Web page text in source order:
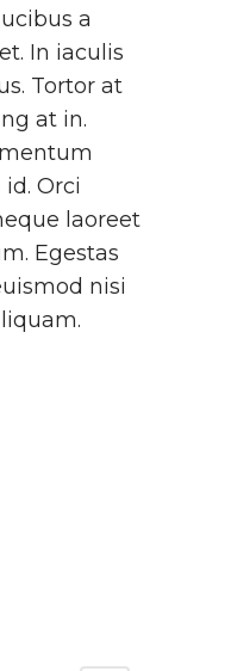
a
In iaculis
Tortor at
at in.
Orci
laoreet
Egestas
nisi